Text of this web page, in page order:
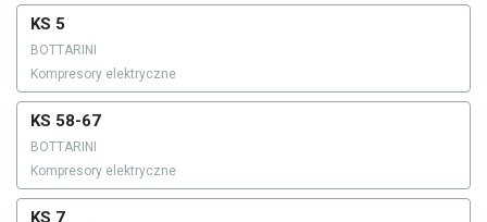
KS 5
BOTTARINI
Kompresory elektryczne
KS 58-67
BOTTARINI
Kompresory elektryczne
KS 7